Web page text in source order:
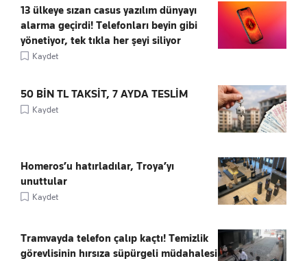
13 ülkeye sızan casus yazılım dünyayı
alarma geçirdi! Telefonları beyin gibi
yönetiyor, tek tıkla her şeyi siliyor
Kaydet
50 BİN TL TAKSİT, 7 AYDA TESLİM
Kaydet
Homeros’u hatırladılar, Troya’yı
unuttular
Kaydet
Tramvayda telefon çalıp kaçtı! Temizlik
görevlisinin hırsıza süpürgeli müdahalesi